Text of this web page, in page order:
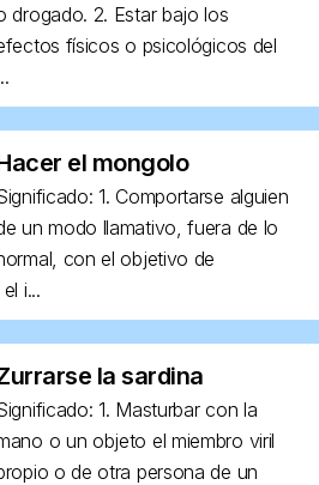
drogado. 2. Estar bajo los
físicos o psicológicos del
el mongolo
1. Comportarse alguien
un modo llamativo, fuera de lo
con el objetivo de
i...
la sardina
1. Masturbar con la
o un objeto el miembro viril
o de otra persona de un